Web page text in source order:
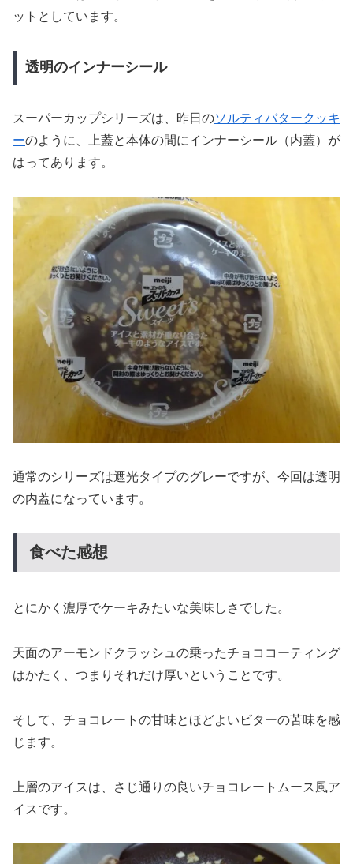
ットとしています。
透明のインナーシール
スーパーカップシリーズは、昨日のソルティバタークッキ
ーのように、上蓋と本体の間にインナーシール（内蓋）が
はってあります。
通常のシリーズは遮光タイプのグレーですが、今回は透明
の内蓋になっています。
食べた感想
とにかく濃厚でケーキみたいな美味しさでした。
天面のアーモンドクラッシュの乗ったチョココーティング
はかたく、つまりそれだけ厚いということです。
そして、チョコレートの甘味とほどよいビターの苦味を感
じます。
上層のアイスは、さじ通りの良いチョコレートムース風ア
イスです。